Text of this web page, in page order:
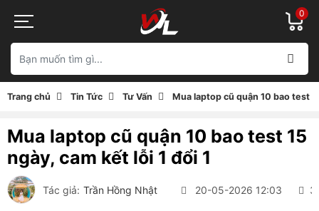
0
Trang chủ Tin Tức Tư Vấn Mua laptop cũ quận 10 bao test
Mua laptop cũ quận 10 bao test 15
ngày, cam kết lỗi 1 đổi 1
Tác giả: Trần Hồng Nhật 20-05-2026 12:03 3